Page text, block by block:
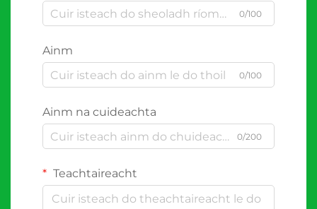
0/100
Ainm
0/100
Ainm na cuideachta
0/200
Teachtaireacht